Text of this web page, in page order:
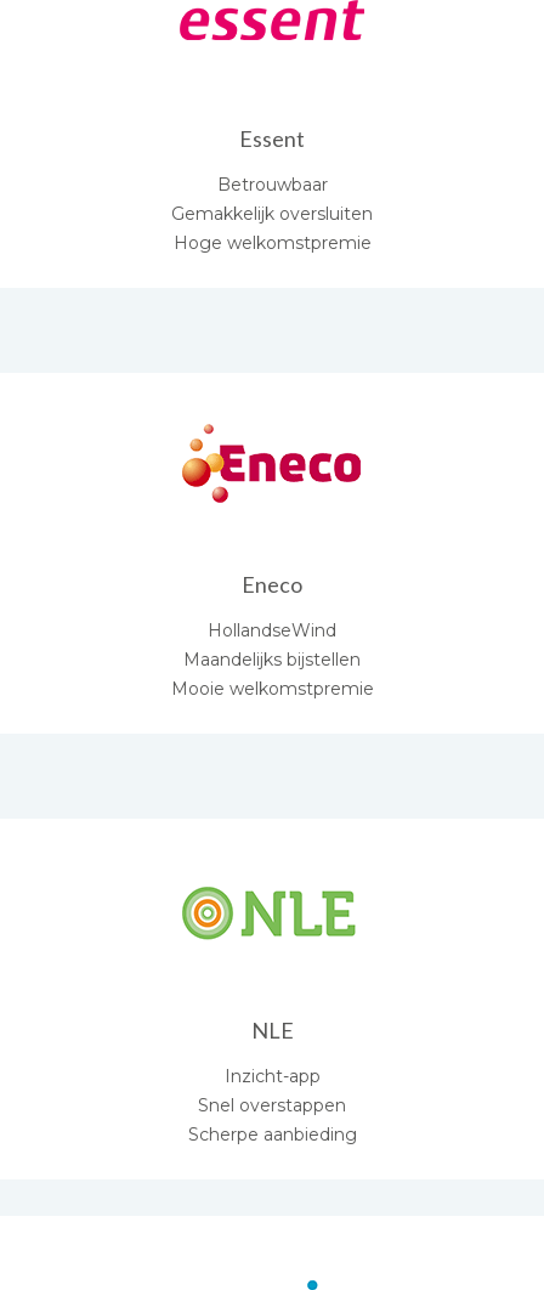
Essent
Betrouwbaar
Gemakkelijk oversluiten
Hoge welkomstpremie
Eneco
HollandseWind
Maandelijks bijstellen
Mooie welkomstpremie
NLE
Inzicht-app
Snel overstappen
Scherpe aanbieding